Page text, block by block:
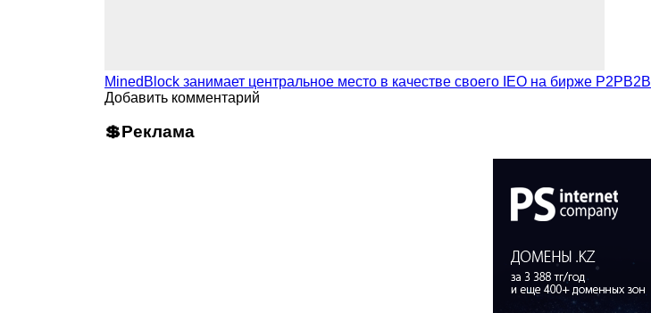
MinedBlock занимает центральное место в качестве своего IEO на бирже P2PB2B
Добавить комментарий
💲Реклама